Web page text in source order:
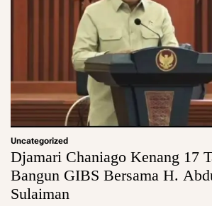
Uncategorized
Djamari Chaniago Kenang 17
Bangun GIBS Bersama H.
Sulaiman